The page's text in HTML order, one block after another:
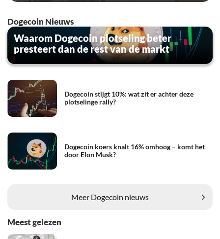
Dogecoin Nieuws
Waarom Dogecoin plotseling beter
presteert dan de rest van de markt
Dogecoin stijgt 10%: wat zit er achter deze
plotselinge rally?
Dogecoin koers knalt 16% omhoog – komt het
door Elon Musk?
Meer Dogecoin nieuws
Meest gelezen